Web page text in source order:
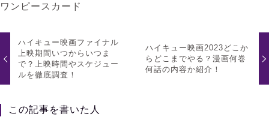
ワンピースカード
ハイキュー映画ファイナル
上映期間いつからいつま
で？上映時間やスケジュー
ルを徹底調査！
ハイキュー映画2023どこか
らどこまでやる？漫画何巻
何話の内容か紹介！
この記事を書いた人